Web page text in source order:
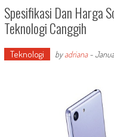
Spesifikasi Dan Harga
Teknologi Canggih
Teknologi byadriana-